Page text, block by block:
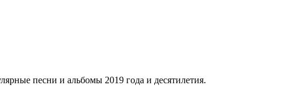
песни и альбомы 2019 года и десятилетия.